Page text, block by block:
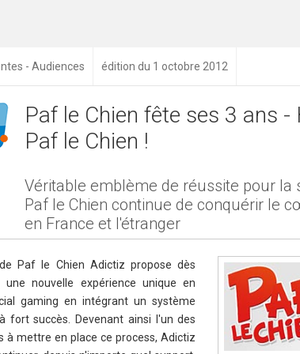
- Audiences édition du 1 octobre 2012
Paf le Chien fête ses 3 ans
Paf le Chien !
Véritable emblème de réussite pour la
Paf le Chien continue de conquérir le
en France et l'étranger
Paf le Chien Adictiz propose dès
nouvelle expérience unique en
gaming en intégrant un système
fort succès. Devenant ainsi l'un des
à mettre en place ce process, Adictiz